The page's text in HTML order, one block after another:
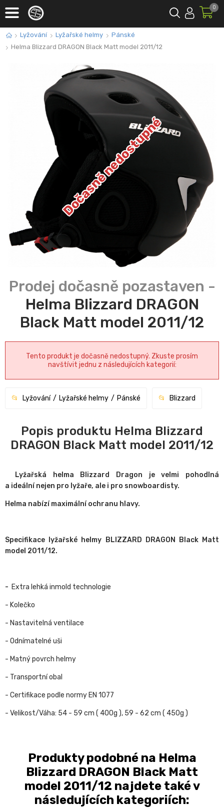
0
Lyžování Lyžařské helmy
Pánské
Helma Blizzard DRAGON Black Matt model 2011/12
Dočasně nedostupné
Helma Blizzard DRAGON
Black Matt model 2011/12
Tento produkt je dočasně nedostupný. Zkuste prosím
navštívit jednu z následujících kategorií:
Lyžování Lyžařské helmy Pánské Blizzard
Popis produktu Helma Blizzard
DRAGON Black Matt model 2011/12
Lyžařská helma Blizzard Dragon je velmi pohodlná
a ideální nejen pro lyžaře, ale i pro snowboardisty.
Helma nabízí maximální ochranu hlavy.
Specifikace lyžařské helmy BLIZZARD DRAGON Black Matt
model 2011/12.
- Extra lehká inmold technologie
- Kolečko
- Nastavitelná ventilace
- Odnímatelné uši
- Matný povrch helmy
- Transportní obal
- Certifikace podle normy EN 1077
- Velikost/Váha: 54 - 59 cm ( 400g ), 59 - 62 cm ( 450g )
Produkty podobné na Helma
Blizzard DRAGON Black Matt
model 2011/12 najdete také v
následujících kategoriích: